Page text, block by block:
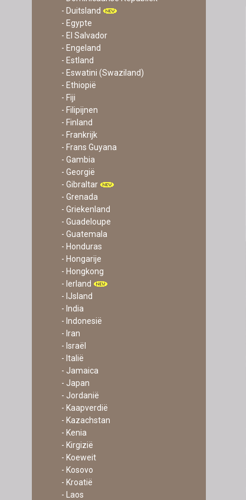
- Duitsland
- Egypte
- El Salvador
- Engeland
- Estland
- Eswatini (Swaziland)
- Ethiopië
- Fiji
- Filipijnen
- Finland
- Frankrijk
- Frans Guyana
- Gambia
- Georgië
- Gibraltar
- Grenada
- Griekenland
- Guadeloupe
- Guatemala
- Honduras
- Hongarije
- Hongkong
- Ierland
- IJsland
- India
- Indonesië
- Iran
- Israël
- Italië
- Jamaica
- Japan
- Jordanië
- Kaapverdië
- Kazachstan
- Kenia
- Kirgizië
- Koeweit
- Kosovo
- Kroatië
- Laos